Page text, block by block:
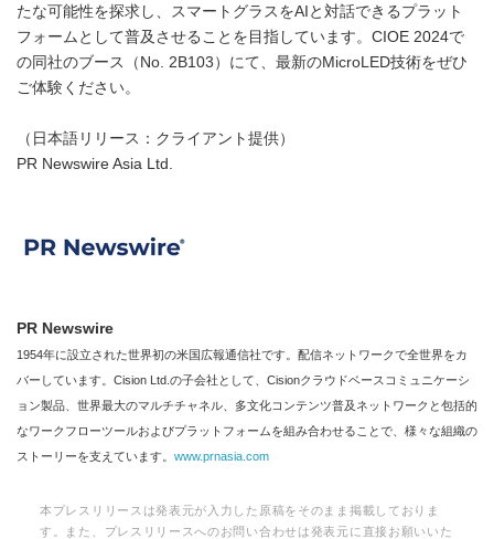
たな可能性を探求し、スマートグラスをAIと対話できるプラット
フォームとして普及させることを目指しています。CIOE 2024で
の同社のブース（No. 2B103）にて、最新のMicroLED技術をぜひ
ご体験ください。
（日本語リリース：クライアント提供）
PR Newswire Asia Ltd.
PR Newswire
1954年に設立された世界初の米国広報通信社です。配信ネットワークで全世界をカ
バーしています。Cision Ltd.の子会社として、Cisionクラウドベースコミュニケーシ
ョン製品、世界最大のマルチチャネル、多文化コンテンツ普及ネットワークと包括的
なワークフローツールおよびプラットフォームを組み合わせることで、様々な組織の
ストーリーを支えています。 www.prnasia.com
本プレスリリースは発表元が入力した原稿をそのまま掲載しておりま
す。また、プレスリリースへのお問い合わせは発表元に直接お願いいた